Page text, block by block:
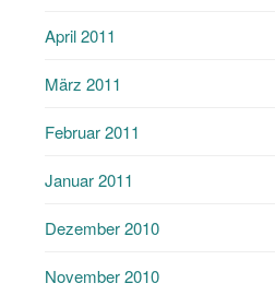
April 2011
März 2011
Februar 2011
Januar 2011
Dezember 2010
November 2010